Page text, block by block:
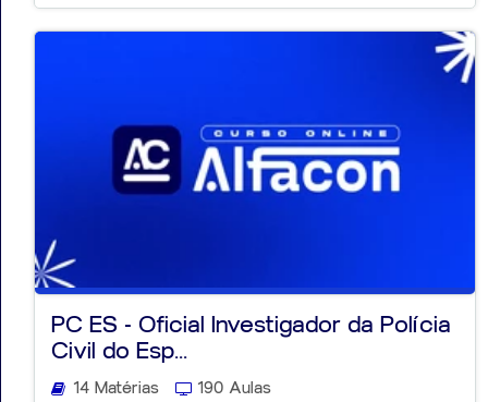
PC ES - Oficial Investigador da Polícia
Civil do Esp...
14 Matérias 190 Aulas